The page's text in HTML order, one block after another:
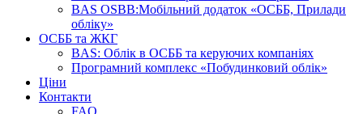
BAS OSBB:Мобільний додаток «ОСББ, Прилади
обліку»
ОСББ та ЖКГ
BAS: Облік в ОСББ та керуючих компаніях
Програмний комплекс «Побудинковий облік»
Ціни
Контакти
FAQ